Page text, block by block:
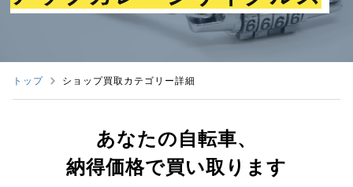
トップ ショップ買取カテゴリー詳細
あなたの自転車、
納得価格で買い取ります